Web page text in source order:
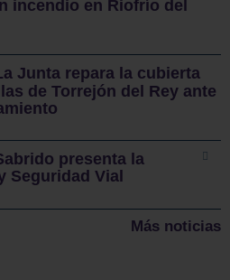
incendio en Riofrío del
Junta repara la cubierta
de Torrejón del Rey ante
presenta la
Seguridad Vial
Más noticias